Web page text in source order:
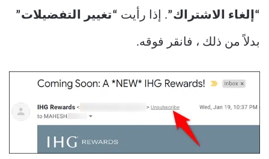
“إلغاء الاشتراك”. إذا رأيت “تغيير التفضيلات”
بدلاً من ذلك ، فانقر فوقه.